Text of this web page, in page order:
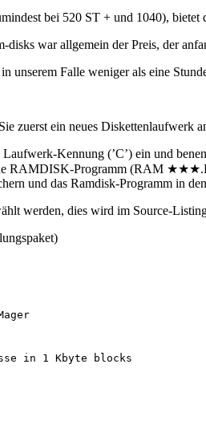
bei 520 ST + und 1040), bietet
war allgemein der Preis, der
unserem Falle weniger als eine
zuerst ein neues
Kennung (’C’) ein und
RAMDISK-Programm (RAM
und das Ramdisk-Programm in
werden, dies wird im Source-